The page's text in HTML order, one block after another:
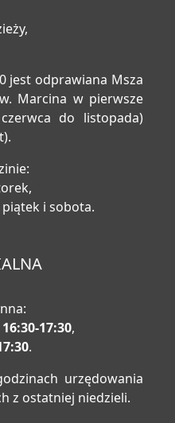
jest odprawiana Msza
Marcina w pierwsze
do listopada)
i sobota.
16:30-17:30,
.
urzędowania
z ostatniej niedzieli.